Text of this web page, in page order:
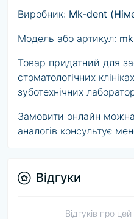
Виробник: Mk-dent
Модель або артикул:
Товар придатний для
стоматологічних
зуботехнічних
Замовити онлайн
аналогів консультує
Відгуки
Відгуків про